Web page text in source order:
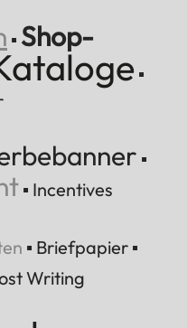
▪ Shop-
▪
▪
▪ Incentives
▪ Briefpapier ▪
Writing